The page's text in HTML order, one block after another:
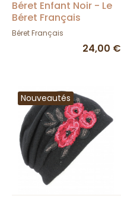
Béret Enfant Noir - Le
Béret Français
Béret Français
24,00 €
Nouveautés